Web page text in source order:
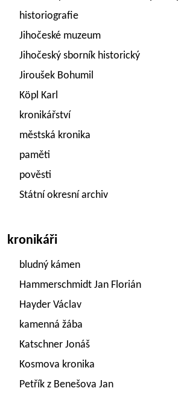
historiografie
Jihočeské muzeum
Jihočeský sborník historický
Jiroušek Bohumil
Köpl Karl
kronikářství
městská kronika
paměti
pověsti
Státní okresní archiv
kronikáři
bludný kámen
Hammerschmidt Jan Florián
Hayder Václav
kamenná žába
Katschner Jonáš
Kosmova kronika
Petřík z Benešova Jan